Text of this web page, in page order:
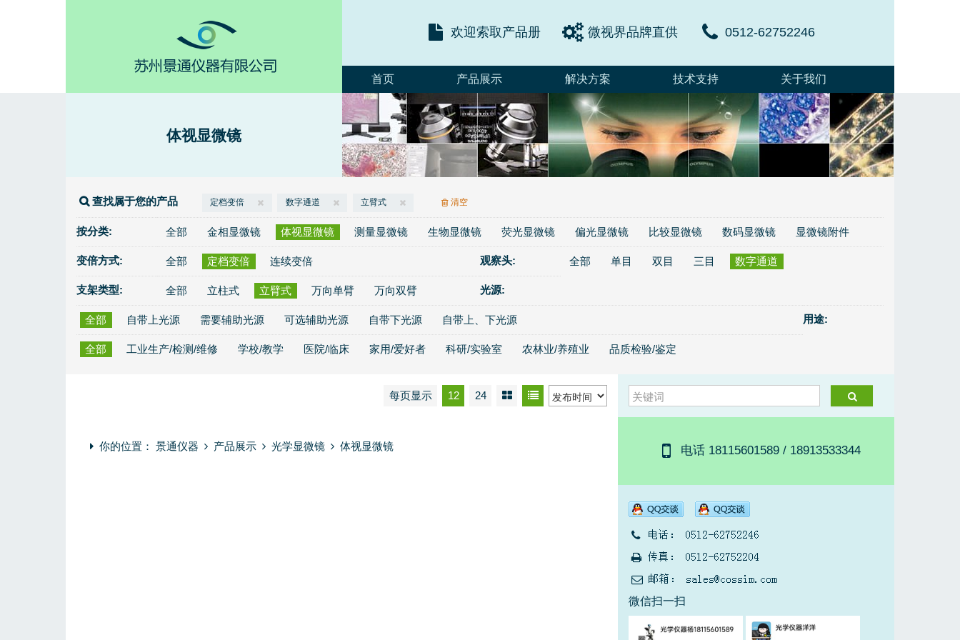
欢迎索取产品册 微视界品牌直供 0512-62752246
首页 产品展示 解决方案 技术支持 关于我们
体视显微镜
查找属于您的产品 定档变倍 数字通道 立臂式 清空
按分类: 全部 金相显微镜 体视显微镜 测量显微镜 生物显微镜 荧光显微镜 偏光显微镜 比较显微镜 数码显微镜 显微镜附件
变倍方式: 全部 定档变倍 连续变倍 观察头: 全部 单目 双目 三目 数字通道
支架类型: 全部 立柱式 立臂式 万向单臂 万向双臂 光源:
全部 自带上光源 需要辅助光源 可选辅助光源 自带下光源 自带上、下光源 用途:
全部 工业生产/检测/维修 学校/教学 医院/临床 家用/爱好者 科研/实验室 农林业/养殖业 品质检验/鉴定
每页显示 12 24
你的位置： 景通仪器 产品展示 光学显微镜 体视显微镜 电话 18115601589 / 18913533344
微信扫一扫